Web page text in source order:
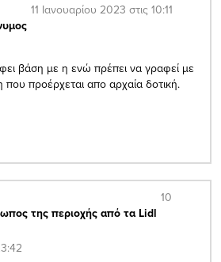
11 Ιανουαρίου 2023 στις 10:11
βάση με η ενώ πρέπει να γραφεί με
που προέρχεται απο αρχαία δοτική.
της περιοχής από τα Lidl
10